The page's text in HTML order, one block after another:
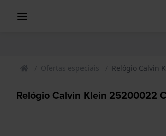
Ofertas especiais Relógio Calvin
Relógio Calvin Klein 25200022